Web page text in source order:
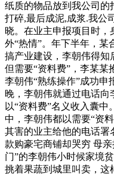
纸质的物品放到我公司的
打碎,最后成泥,成浆.我公
晓。在业主申报项目时，
外“热情”。年下半年，
搞产业建设，李朝伟得知
但需要“资料费”，李某某
李朝伟“熟练操作”成功申
晚，李朝伟就通过电话向
以“资料费”名义收入囊
中，李朝伟都以需要“资
其害的业主给他的电话署
款购豪宅商铺却哭穷 母
门”的李朝伟小时候家境
挑着果蔬到城里叫卖，这